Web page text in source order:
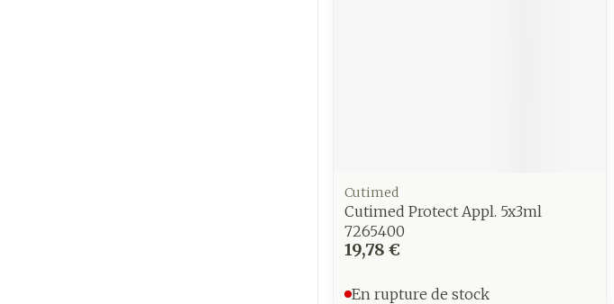
Cutimed
Cutimed Protect Appl. 5x3ml
7265400
19,78 €
En rupture de stock